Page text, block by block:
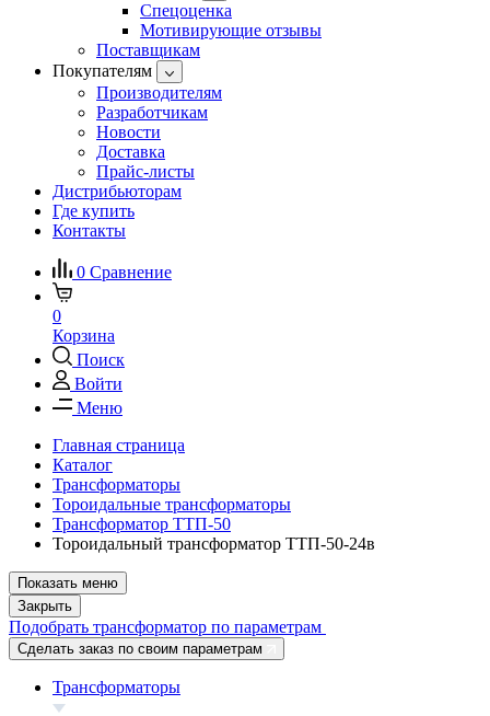
Спецоценка
Мотивирующие отзывы
Поставщикам
Покупателям
Производителям
Разработчикам
Новости
Доставка
Прайс-листы
Дистрибьюторам
Где купить
Контакты
0 Сравнение
0
Корзина
Поиск
Войти
Меню
Главная страница
Каталог
Трансформаторы
Тороидальные трансформаторы
Трансформатор ТТП-50
Тороидальный трансформатор ТТП-50-24в
Показать меню
Закрыть
Подобрать трансформатор по параметрам
Сделать заказ по своим параметрам
Трансформаторы